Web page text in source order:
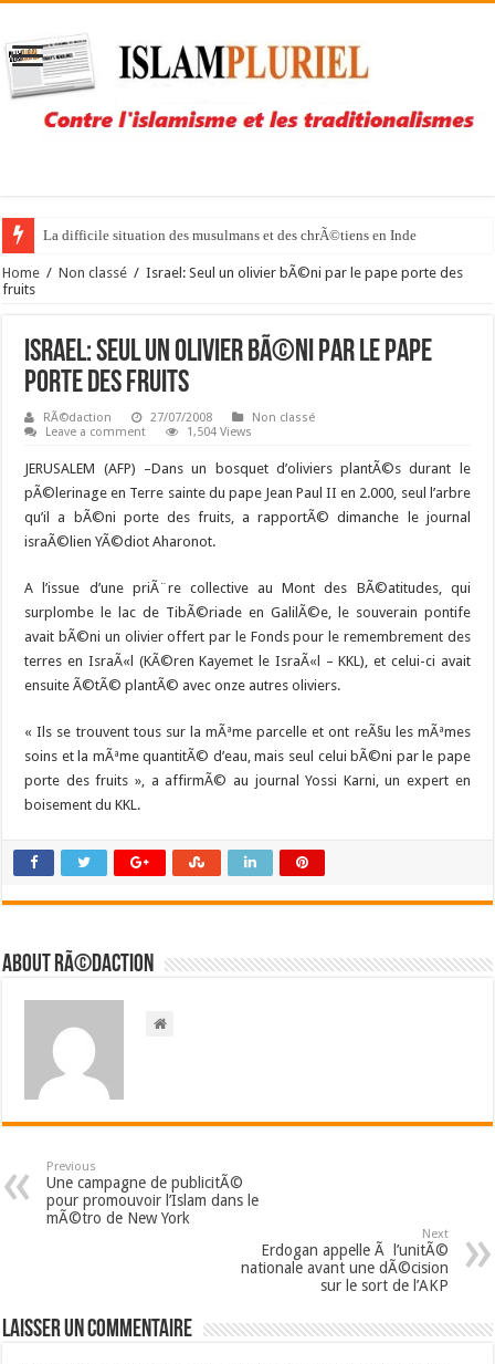
La difficile situation des musulmans et des chrÃ©tiens en Inde
Home / Non classé / Israel: Seul un olivier bÃ©ni par le pape porte des
fruits
Israel: Seul un olivier bÃ©ni par le pape
porte des fruits
RÃ©daction 27/07/2008
Non classé
Leave a comment
1,504 Views
JERUSALEM (AFP) –Dans un bosquet d’oliviers plantÃ©s durant le
pÃ©lerinage en Terre sainte du pape Jean Paul II en 2.000, seul l’arbre
qu’il a bÃ©ni porte des fruits, a rapportÃ© dimanche le journal
israÃ©lien YÃ©diot Aharonot.
A l’issue d’une priÃ¨re collective au Mont des BÃ©atitudes, qui
surplombe le lac de TibÃ©riade en GalilÃ©e, le souverain pontife
avait bÃ©ni un olivier offert par le Fonds pour le remembrement des
terres en IsraÃ«l (KÃ©ren Kayemet le IsraÃ«l – KKL), et celui-ci avait
ensuite Ã©tÃ© plantÃ© avec onze autres oliviers.
« Ils se trouvent tous sur la mÃªme parcelle et ont reÃ§u les mÃªmes
soins et la mÃªme quantitÃ© d’eau, mais seul celui bÃ©ni par le pape
porte des fruits », a affirmÃ© au journal Yossi Karni, un expert en
boisement du KKL.
About RÃ©daction
Previous
Une campagne de publicitÃ©
pour promouvoir l’Islam dans le
mÃ©tro de New York
Next
Erdogan appelle Ã l’unitÃ©
nationale avant une dÃ©cision
sur le sort de l’AKP
Laisser un commentaire